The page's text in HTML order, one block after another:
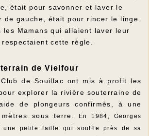
était pour savonner et laver le
de gauche, était pour rincer le linge.
les Mamans qui allaient laver leur
cette règle.
de Vielfour
de Souillac ont mis à profit les
explorer la rivière souterraine de
de plongeurs confirmés, à une
sous terre.
En 1984, Georges
une petite faille qui souffle près de sa